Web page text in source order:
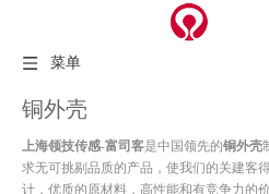
菜单
铜外壳
上海领技传感-富司客是中国领先的铜外壳
求无可挑剔品质的产品，使我们的关建客
计，优质的原材料，高性能和有竞争力的